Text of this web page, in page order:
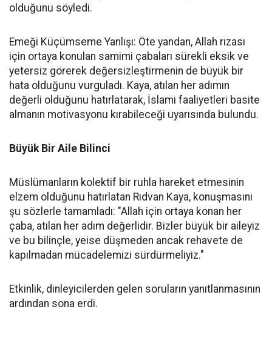
olduğunu söyledi.
Emeği Küçümseme Yanlışı: Öte yandan, Allah rızası
için ortaya konulan samimi çabaları sürekli eksik ve
yetersiz görerek değersizleştirmenin de büyük bir
hata olduğunu vurguladı. Kaya, atılan her adımın
değerli olduğunu hatırlatarak, İslami faaliyetleri basite
almanın motivasyonu kırabileceği uyarısında bulundu.
Büyük Bir Aile Bilinci
Müslümanların kolektif bir ruhla hareket etmesinin
elzem olduğunu hatırlatan Rıdvan Kaya, konuşmasını
şu sözlerle tamamladı: "Allah için ortaya konan her
çaba, atılan her adım değerlidir. Bizler büyük bir aileyiz
ve bu bilinçle, yeise düşmeden ancak rehavete de
kapılmadan mücadelemizi sürdürmeliyiz."
Etkinlik, dinleyicilerden gelen soruların yanıtlanmasının
ardından sona erdi.